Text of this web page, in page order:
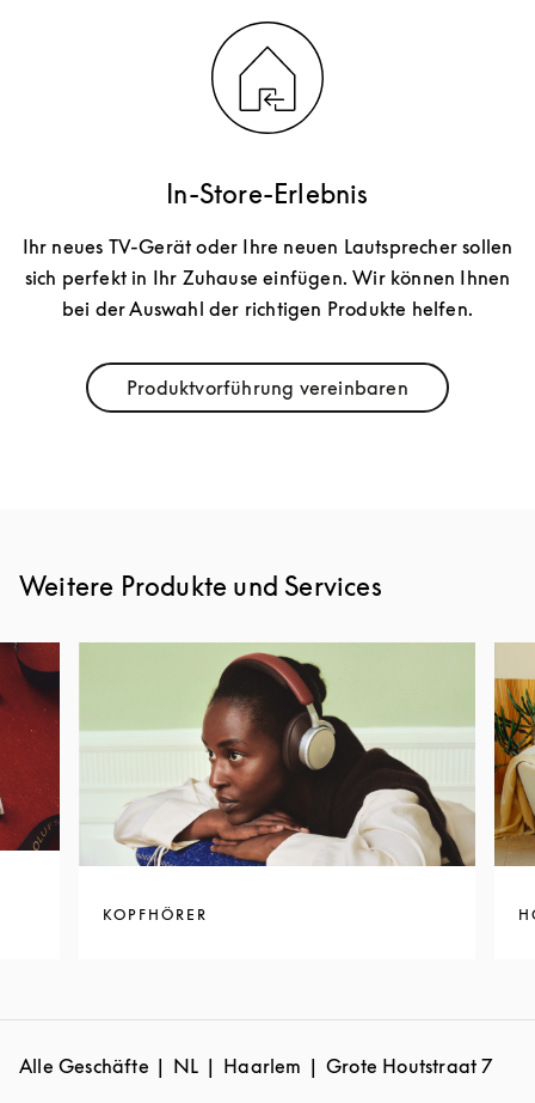
In-Store-Erlebnis
Ihr neues TV-Gerät oder Ihre neuen Lautsprecher sollen
sich perfekt in Ihr Zuhause einfügen. Wir können Ihnen
bei der Auswahl der richtigen Produkte helfen.
Produktvorführung vereinbaren
Link Opens in New Tab
Weitere Produkte und Services
KOPFHÖRER
Alle Geschäfte NL Haarlem Grote Houtstraat 7